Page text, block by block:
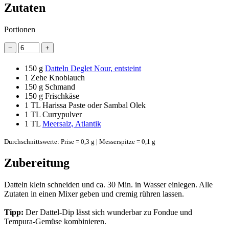
Zutaten
Portionen
− +
150 g Datteln Deglet Nour, entsteint
1 Zehe Knoblauch
150 g Schmand
150 g Frischkäse
1 TL Harissa Paste oder Sambal Olek
1 TL Currypulver
1 TL Meersalz, Atlantik
Durchschnittswerte: Prise = 0,3 g | Messerspitze = 0,1 g
Zubereitung
Datteln klein schneiden und ca. 30 Min. in Wasser einlegen. Alle
Zutaten in einen Mixer geben und cremig rühren lassen.
Tipp: Der Dattel-Dip lässt sich wunderbar zu Fondue und
Tempura-Gemüse kombinieren.